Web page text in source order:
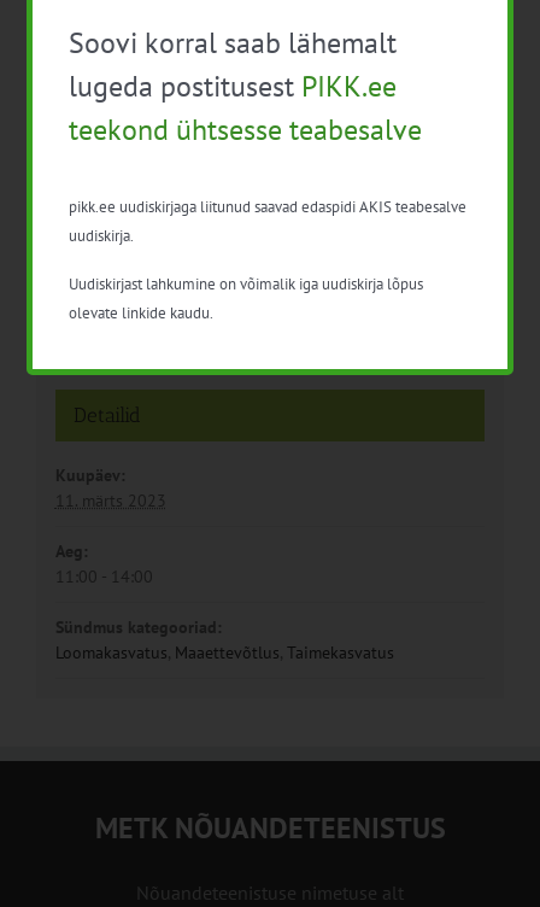
konverents: aedniku
seemnepäev
Detailid
Kuupäev:
11. märts 2023
Aeg:
11:00 - 14:00
Sündmus kategooriad:
Loomakasvatus, Maaettevõtlus, Taimekasvatus
METK NÕUANDETEENISTUS
Nõuandeteenistuse nimetuse alt
Soovi korral saab lähemalt
lugeda postitusest PIKK.ee
teekond ühtsesse teabesalve
pikk.ee uudiskirjaga liitunud saavad edaspidi AKIS teabesalve
uudiskirja.
Uudiskirjast lahkumine on võimalik iga uudiskirja lõpus
olevate linkide kaudu.